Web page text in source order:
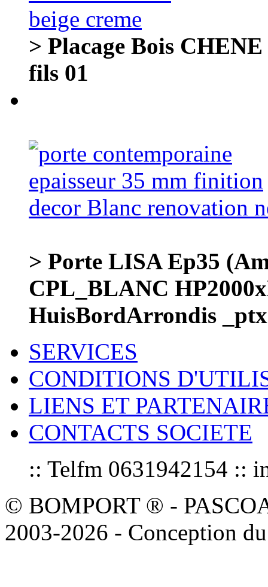
> Placage Bois
fils 01
> Porte LISA Ep35
CPL_BLANC
HuisBordArrondis _ptx
SERVICES
CONDITIONS
LIENS ET
CONTACTS SOCIETE
:: Telfm 0631942154 ::
© BOMPORT ® -
2003-2026 - Conception